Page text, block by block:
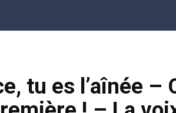
tu es l’aînée –